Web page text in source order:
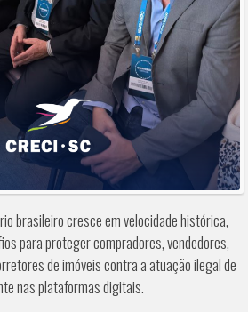
brasileiro cresce em velocidade histórica,
para proteger compradores, vendedores,
de imóveis contra a atuação ilegal de
nas plataformas digitais.